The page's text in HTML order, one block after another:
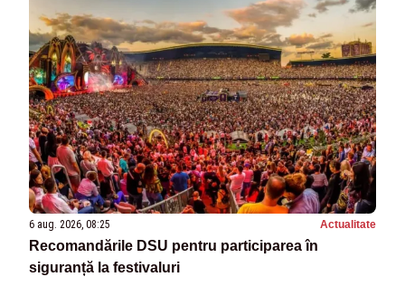
6 aug. 2026, 08:25 Actualitate
Recomandările DSU pentru participarea în
siguranță la festivaluri